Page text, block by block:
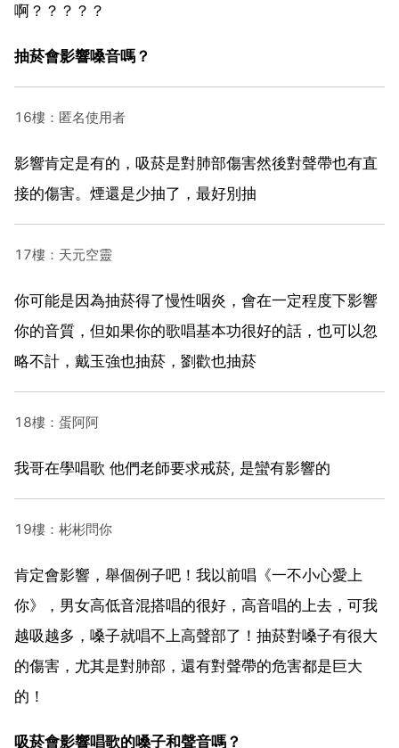
啊？？？？？
抽菸會影響嗓音嗎？
16樓：匿名使用者
影響肯定是有的，吸菸是對肺部傷害然後對聲帶也有直
接的傷害。煙還是少抽了，最好別抽
17樓：天元空靈
你可能是因為抽菸得了慢性咽炎，會在一定程度下影響
你的音質，但如果你的歌唱基本功很好的話，也可以忽
略不計，戴玉強也抽菸，劉歡也抽菸
18樓：蛋阿阿
我哥在學唱歌 他們老師要求戒菸, 是蠻有影響的
19樓：彬彬問你
肯定會影響，舉個例子吧！我以前唱《一不小心愛上
你》，男女高低音混搭唱的很好，高音唱的上去，可我
越吸越多，嗓子就唱不上高聲部了！抽菸對嗓子有很大
的傷害，尤其是對肺部，還有對聲帶的危害都是巨大
的！
吸菸會影響唱歌的嗓子和聲音嗎？